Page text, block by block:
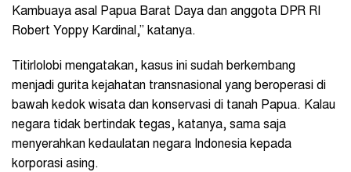
Kambuaya asal Papua Barat Daya dan anggota DPR RI
Robert Yoppy Kardinal,” katanya.
Titirlolobi mengatakan, kasus ini sudah berkembang
menjadi gurita kejahatan transnasional yang beroperasi di
bawah kedok wisata dan konservasi di tanah Papua. Kalau
negara tidak bertindak tegas, katanya, sama saja
menyerahkan kedaulatan negara Indonesia kepada
korporasi asing.